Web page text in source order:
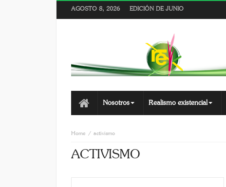
AGOSTO 8, 2026 EDICIÓN DE JUNIO
Nosotros Realismo existencial
Home activismo
ACTIVISMO